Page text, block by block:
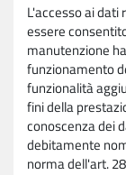
L'accesso ai dati
essere
manutenzione
funzionamento
funzionalità
fini della
conoscenza dei
debitamente
norma dell'art.